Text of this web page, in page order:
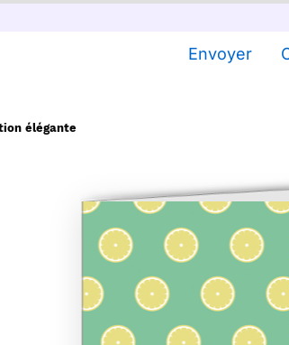
Envoyer
élégante